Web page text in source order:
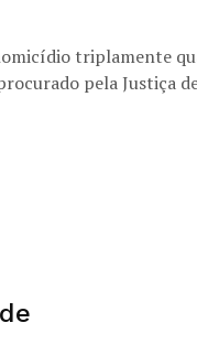
triplamente
pela Justiça